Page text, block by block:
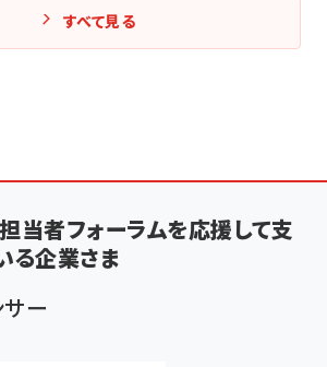
すべて見る
当者フォーラムを応援して支
る企業さま
ー